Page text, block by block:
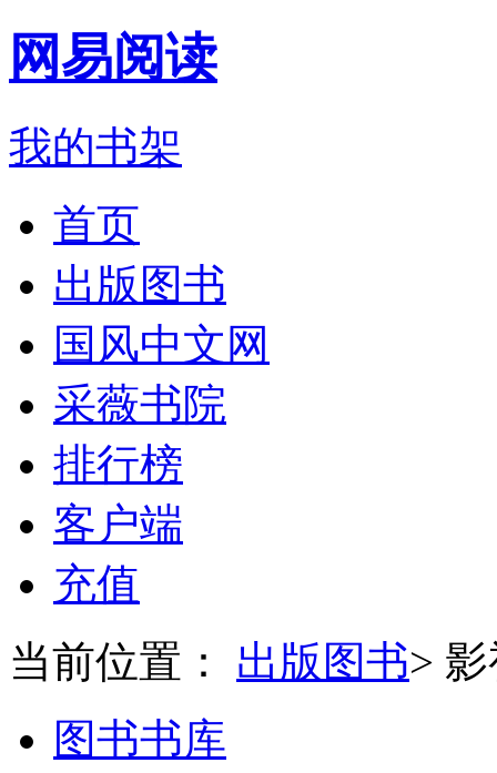
网易阅读
我的书架
首页
出版图书
国风中文网
采薇书院
排行榜
客户端
充值
当前位置： 出版图书>
图书书库